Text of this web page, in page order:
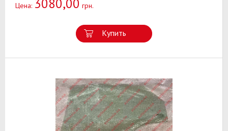
Цена: 3080,00 грн.
Купить